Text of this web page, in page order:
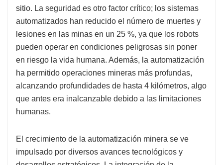
sitio. La seguridad es otro factor crítico; los sistemas
automatizados han reducido el número de muertes y
lesiones en las minas en un 25 %, ya que los robots
pueden operar en condiciones peligrosas sin poner
en riesgo la vida humana. Además, la automatización
ha permitido operaciones mineras más profundas,
alcanzando profundidades de hasta 4 kilómetros, algo
que antes era inalcanzable debido a las limitaciones
humanas.
El crecimiento de la automatización minera se ve
impulsado por diversos avances tecnológicos y